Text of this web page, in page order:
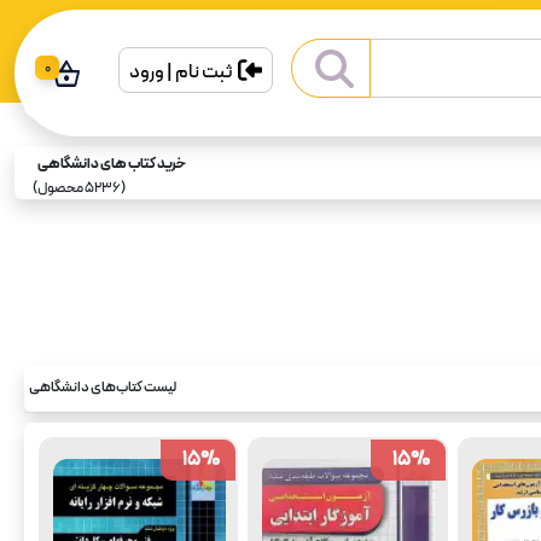
ثبت نام | ورود 0
خرید کتاب های دانشگاهی
(
5236محصول)
لیست کتاب‌های دانشگاهی
15%
15%
15%
15%